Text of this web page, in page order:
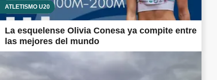
ATLETISMO U20
La esquelense Olivia Conesa ya compite entre
las mejores del mundo